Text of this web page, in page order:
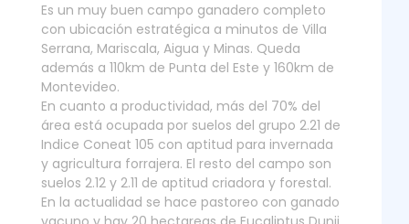
Es un muy buen campo ganadero completo
con ubicación estratégica a minutos de Villa
Serrana, Mariscala, Aigua y Minas. Queda
además a 110km de Punta del Este y 160km de
Montevideo.
En cuanto a productividad, más del 70% del
área está ocupada por suelos del grupo 2.21 de
Indice Coneat 105 con aptitud para invernada
y agricultura forrajera. El resto del campo son
suelos 2.12 y 2.11 de aptitud criadora y forestal.
En la actualidad se hace pastoreo con ganado